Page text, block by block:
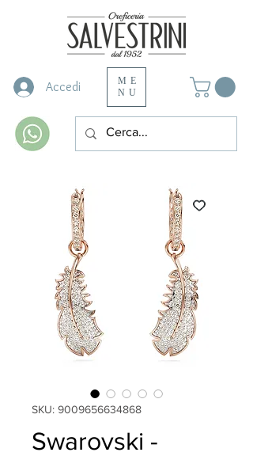
Accedi
ME
NU
SKU: 9009656634868
Swarovski -